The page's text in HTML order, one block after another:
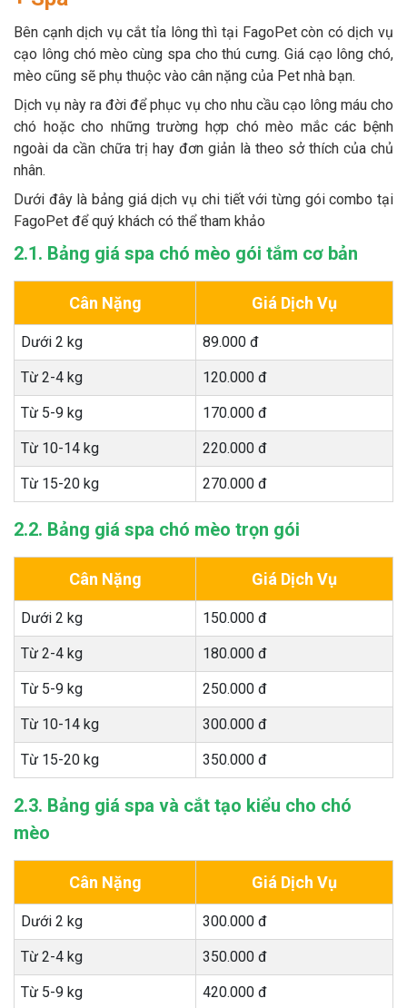
Bên cạnh dịch vụ cắt tỉa lông thì tại FagoPet còn có dịch vụ
cạo lông chó mèo cùng spa cho thú cưng. Giá cạo lông chó,
mèo cũng sẽ phụ thuộc vào cân nặng của Pet nhà bạn.
Dịch vụ này ra đời để phục vụ cho nhu cầu cạo lông máu cho
chó hoặc cho những trường hợp chó mèo mắc các bệnh
ngoài da cần chữa trị hay đơn giản là theo sở thích của chủ
nhân.
Dưới đây là bảng giá dịch vụ chi tiết với từng gói combo tại
FagoPet để quý khách có thể tham khảo
2.1. Bảng giá spa chó mèo gói tắm cơ bản
Cân Nặng Giá Dịch Vụ
Dưới 2 kg 89.000 đ
Từ 2-4 kg 120.000 đ
Từ 5-9 kg 170.000 đ
Từ 10-14 kg 220.000 đ
Từ 15-20 kg 270.000 đ
2.2. Bảng giá spa chó mèo trọn gói
Cân Nặng Giá Dịch Vụ
Dưới 2 kg 150.000 đ
Từ 2-4 kg 180.000 đ
Từ 5-9 kg 250.000 đ
Từ 10-14 kg 300.000 đ
Từ 15-20 kg 350.000 đ
2.3. Bảng giá spa và cắt tạo kiểu cho chó
mèo
Cân Nặng Giá Dịch Vụ
Dưới 2 kg 300.000 đ
Từ 2-4 kg 350.000 đ
Từ 5-9 kg 420.000 đ